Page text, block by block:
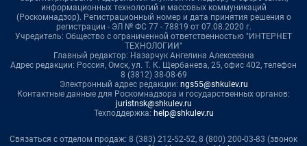
информационных технологий и массовых коммуникаций
(Роскомнадзор). Регистрационный номер и дата принятия решения о
регистрации - ЭЛ № ФС 77 - 78819 от 07.08.2020 г.
Учредитель: Общество с ограниченной ответственностью "ИНТЕРНЕТ
ТЕХНОЛОГИИ"
Главный редактор: Назарчук Ангелина Алексеевна
Адрес редакции: Россия, Омск, ул. Т. К. Щербанева, 25, офис 402, телефон
8 (3812) 38-08-69
Электронный адрес редакции: ngs55@shkulev.ru
Контактные данные для Роскомнадзора и государственных органов:
juristnsk@shkulev.ru
Техподдержка: help@shkulev.ru
Связаться с отделом продаж: 8 (383) 212-52-52, 8 (800) 200-03-83 (звонок